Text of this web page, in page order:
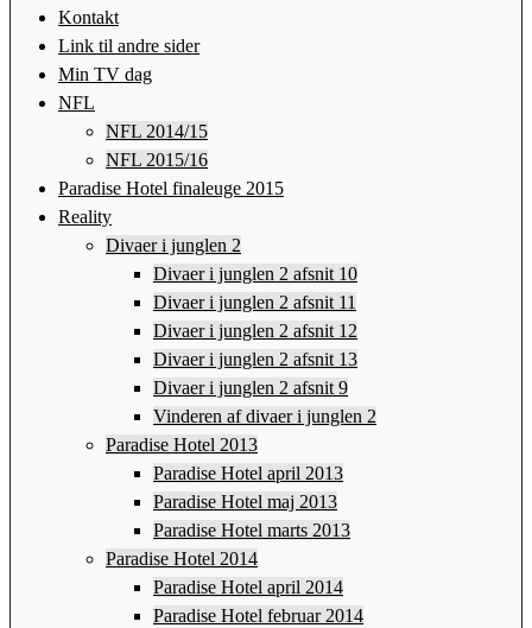
Kontakt
Link til andre sider
Min TV dag
NFL
NFL 2014/15
NFL 2015/16
Paradise Hotel finaleuge 2015
Reality
Divaer i junglen 2
Divaer i junglen 2 afsnit 10
Divaer i junglen 2 afsnit 11
Divaer i junglen 2 afsnit 12
Divaer i junglen 2 afsnit 13
Divaer i junglen 2 afsnit 9
Vinderen af divaer i junglen 2
Paradise Hotel 2013
Paradise Hotel april 2013
Paradise Hotel maj 2013
Paradise Hotel marts 2013
Paradise Hotel 2014
Paradise Hotel april 2014
Paradise Hotel februar 2014